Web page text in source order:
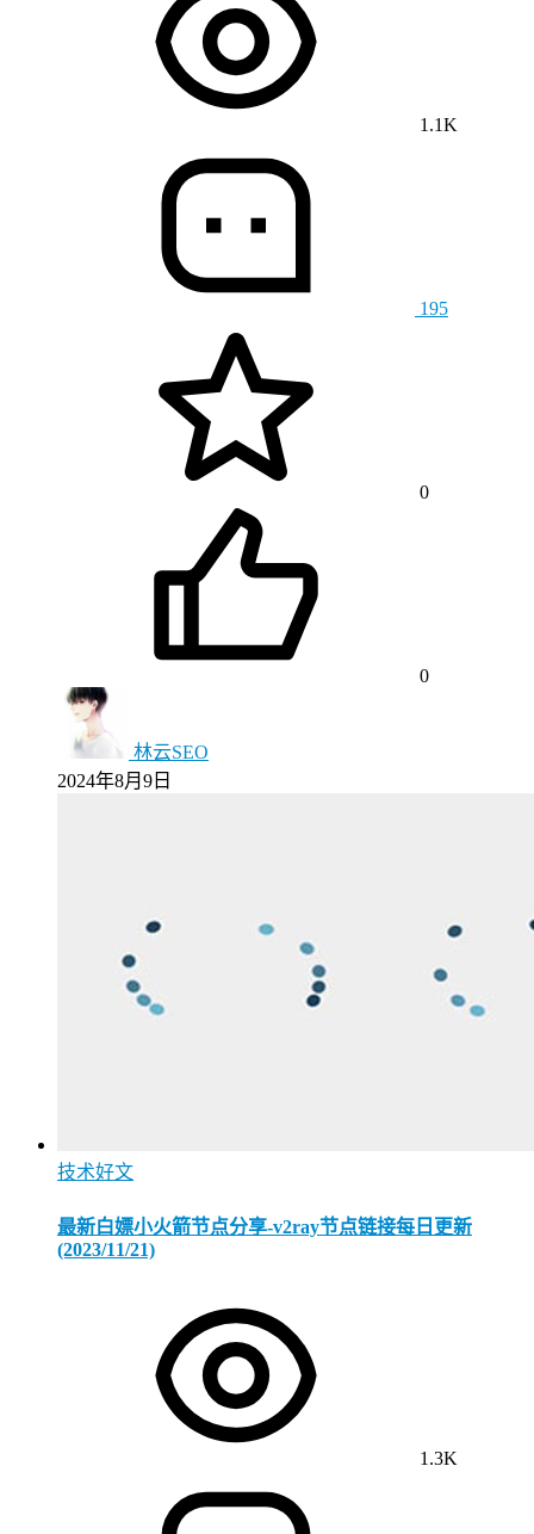
1.1K
195
0
0
林云SEO
2024年8月9日
技术好文
最新白嫖小火箭节点分享-v2ray节点链接每日更新
(2023/11/21)
1.3K